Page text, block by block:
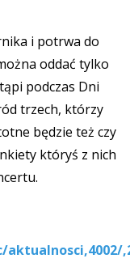
i potrwa do
oddać tylko
podczas Dni
trzech, którzy
będzie też czy
któryś z nich